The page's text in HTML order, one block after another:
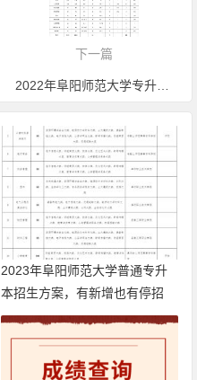
下一篇
2022年阜阳师范大学专升本预录取名单出来了，你上榜了吗
2023年阜阳师范大学普通专升
本招生方案，有新增也有停招